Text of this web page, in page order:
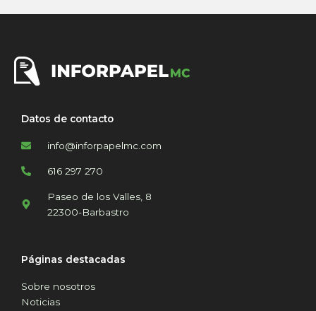
Datos de contacto
info@inforpapelmc.com
616 297 270
Paseo de los Valles, 8
22300-Barbastro
Páginas destacadas
Sobre nosotros
Noticias